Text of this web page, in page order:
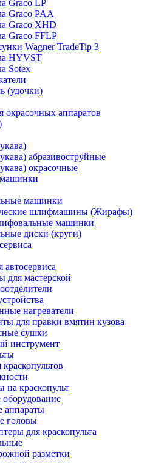
Graco LP
Graco PAA
Graco XHD
Graco FFLP
Wagner TradeTip 3
HYVST
Sotex
(удочки)
окрасочных аппаратов
абразивоструйные
окрасочные
машинки
шлифмашины (Жирафы)
машинки
диски (круги)
автосервиса
для мастерской
нагреватели
для правки вмятин кузова
сушки
инструмент
краскопульт
аппараты
головы
для краскопульта
разметки